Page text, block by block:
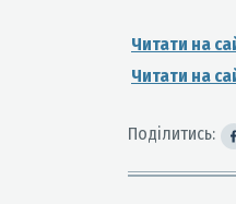
Читати на
Читати на
Поділитись: